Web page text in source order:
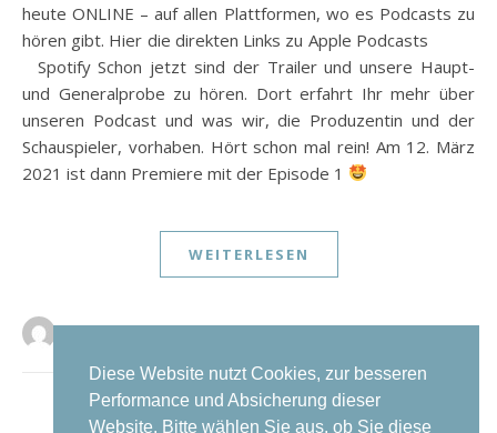
heute ONLINE – auf allen Plattformen, wo es Podcasts zu
hören gibt. Hier die direkten Links zu Apple Podcasts
Spotify Schon jetzt sind der Trailer und unsere Haupt-
und Generalprobe zu hören. Dort erfahrt Ihr mehr über
unseren Podcast und was wir, die Produzentin und der
Schauspieler, vorhaben. Hört schon mal rein! Am 12. März
2021 ist dann Premiere mit der Episode 1
WEITERLESEN
Kristina Spitzley 0 Kommentare
NEUERE BEITRÄGE
Diese Website nutzt Cookies, zur besseren
Performance und Absicherung dieser
Website. Bitte wählen Sie aus, ob Sie diese